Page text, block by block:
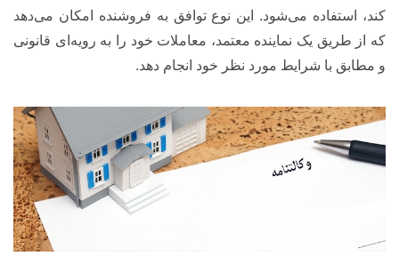
کند، استفاده می‌شود. این نوع توافق به فروشنده امکان می‌دهد
که از طریق یک نماینده معتمد، معاملات خود را به رویه‌ای قانونی
و مطابق با شرایط مورد نظر خود انجام دهد.